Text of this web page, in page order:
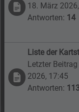
18. März
Antworten: 14
Liste der
Letzter
2026, 17:45
Antworten: